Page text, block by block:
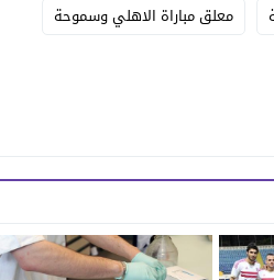
معلق مباراة الاهلي وسموحة